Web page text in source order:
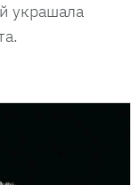
украшала